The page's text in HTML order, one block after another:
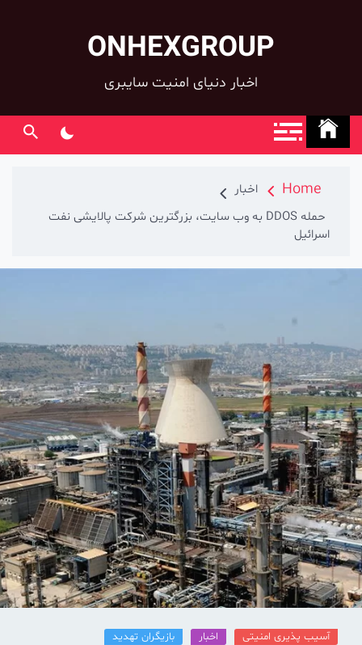
ONHEXGROUP
اخبار دنیای امنیت سایبری
Home
اخبار
حمله DDOS به وب سایت، بزرگترین شرکت پالایشی نفت
اسرائیل
آسیب پذیری امنیتی بازیگران تهدید